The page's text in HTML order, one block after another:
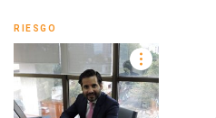
RIESGO